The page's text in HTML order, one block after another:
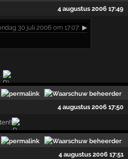
4 augustus 2006 17:49
30 juli 2006 om 17:07: ▶
4 augustus 2006 17:50
4 augustus 2006 17:51